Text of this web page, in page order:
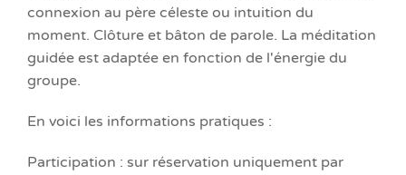
connexion au père céleste ou intuition du
moment. Clôture et bâton de parole. La méditation
guidée est adaptée en fonction de l'énergie du
groupe.
En voici les informations pratiques :
Participation : sur réservation uniquement par